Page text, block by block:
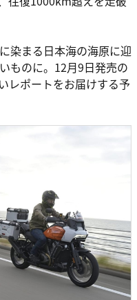
染まる日本海の海原に迎
ものに。12月9日発売の
レポートをお届けする予